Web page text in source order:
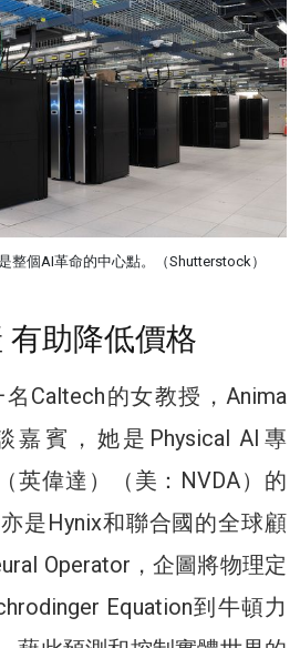
整個AI革命的中心點。（Shutterstock）
有助降低價格
Caltech的女教授，Anima
嘉賓，她是Physical AI專
英偉達）（美：NVDA）的
是Hynix和聯合國的全球顧
Operator，企圖將物理定
Equation到牛頓力